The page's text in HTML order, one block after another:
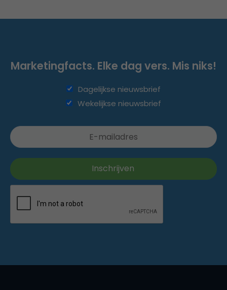
Marketingfacts. Elke dag vers. Mis niks!
Dagelijkse nieuwsbrief
Wekelijkse nieuwsbrief